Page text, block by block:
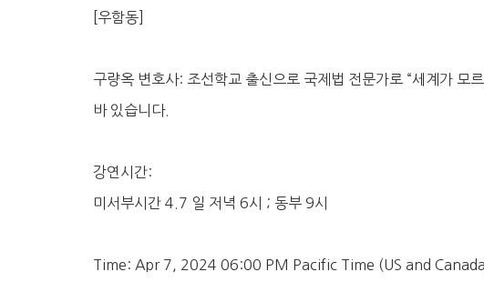
[우함동]
구량옥 변호사: 조선학교 출신으로 국제법 전문가로 “세계가 모
바 있습니다.
강연시간:
미서부시간 4.7 일 저녁 6시 ; 동부 9시
Time: Apr 7, 2024 06:00 PM Pacific Time (US and